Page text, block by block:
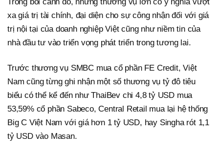
xa giá trị tài chính, đại diện cho sự công nhận đối với giá
trị nội tại của doanh nghiệp Việt cũng như niềm tin của
nhà đầu tư vào triển vọng phát triển trong tương lai.
Trước thương vụ SMBC mua cổ phần FE Credit, Việt
Nam cũng từng ghi nhận một số thương vụ tỷ đô tiêu
biểu có thể kể đến như ThaiBev chi 4,8 tỷ USD mua
53,59% cổ phần Sabeco, Central Retail mua lại hệ thống
Big C Việt Nam với giá hơn 1 tỷ USD, hay Singha rót 1,1
tỷ USD vào Masan.